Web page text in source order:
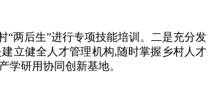
两后生”进行专项技能培训。二是充分发
立健全人才管理机构,随时掌握乡村人才
学研用协同创新基地。